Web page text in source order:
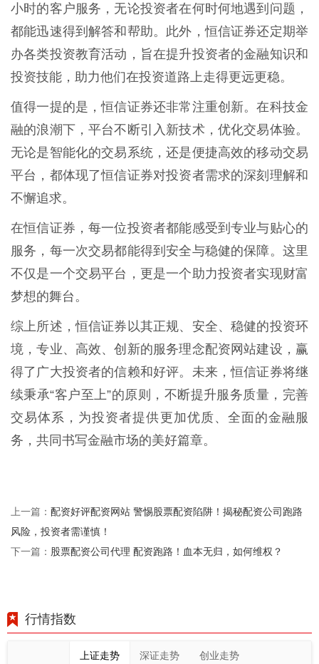
小时的客户服务，无论投资者在何时何地遇到问题，
都能迅速得到解答和帮助。此外，恒信证券还定期举
办各类投资教育活动，旨在提升投资者的金融知识和
投资技能，助力他们在投资道路上走得更远更稳。
值得一提的是，恒信证券还非常注重创新。在科技金
融的浪潮下，平台不断引入新技术，优化交易体验。
无论是智能化的交易系统，还是便捷高效的移动交易
平台，都体现了恒信证券对投资者需求的深刻理解和
不懈追求。
在恒信证券，每一位投资者都能感受到专业与贴心的
服务，每一次交易都能得到安全与稳健的保障。这里
不仅是一个交易平台，更是一个助力投资者实现财富
梦想的舞台。
综上所述，恒信证券以其正规、安全、稳健的投资环
境，专业、高效、创新的服务理念配资网站建设，赢
得了广大投资者的信赖和好评。未来，恒信证券将继
续秉承“客户至上”的原则，不断提升服务质量，完善
交易体系，为投资者提供更加优质、全面的金融服
务，共同书写金融市场的美好篇章。
上一篇： 配资好评配资网站 警惕股票配资陷阱！揭秘配资公司跑路
风险，投资者需谨慎！
下一篇： 股票配资公司代理 配资跑路！血本无归，如何维权？
行情指数
上证走势 深证走势 创业走势